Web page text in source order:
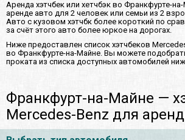
Аренда хэтчбек или хетчбэк во Франкфурте-
аренде авто для 2 человек или семьи из 2
Авто с кузовом хэтчбк более короткий по
за счёт этого авто более юркое на дорогах.
Ниже предоставлен список хэтчбеков
во Франкфурте-на-Майне. Вы можете
проката из списка доступных автомобилей
Франкфурт-на-Майне —
Mercedes-Benz для